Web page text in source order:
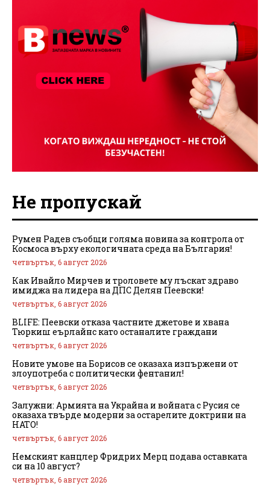
Не пропускай
Румен Радев съобщи голяма новина за контрола от
Космоса върху екологичната среда на България!
четвъртък, 6 август 2026
Как Ивайло Мирчев и троловете му лъскат здраво
имиджа на лидера на ДПС Делян Пеевски!
четвъртък, 6 август 2026
BLIFE: Пеевски отказа частните джетове и хвана
Тюркиш еърлайнс като останалите граждани
четвъртък, 6 август 2026
Новите умове на Борисов се оказаха изпържени от
злоупотреба с политически фентанил!
четвъртък, 6 август 2026
Залужни: Армията на Украйна и войната с Русия се
оказаха твърде модерни за остарелите доктрини на
НАТО!
четвъртък, 6 август 2026
Немският канцлер Фридрих Мерц подава оставката
си на 10 август?
четвъртък, 6 август 2026